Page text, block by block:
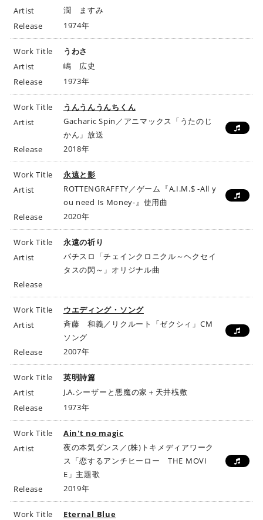
Artist
潤 ますみ
Release
1974年
Work Title
うわさ
Artist
嶋 広史
Release
1973年
Work Title
うんうんうんちくん
Artist
Gacharic Spin／アニマックス「うたのじ
かん」放送
Release
2018年
Work Title
永遠と影
Artist
ROTTENGRAFFTY／ゲーム『A.I.M.$ -All y
ou need Is Money-』使用曲
Release
2020年
Work Title
永遠の祈り
Artist
パチスロ「チェインクロニクル～ヘクセイ
タスの閃～」オリジナル曲
Release
Work Title
ウエディング・ソング
Artist
斉藤 和義／リクルート「ゼクシィ」CM
ソング
Release
2007年
Work Title
英明詩篇
Artist
J.A.シーザーと悪魔の家＋天井桟敷
Release
1973年
Work Title
Ain't no magic
Artist
夜の本気ダンス／(株)トキメディアワーク
ス「恋するアンチヒーロー THE MOVI
E」主題歌
Release
2019年
Work Title
Eternal Blue